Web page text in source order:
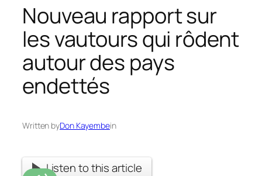
Nouveau rapport sur
les vautours qui rôdent
autour des pays
endettés
Written byDon Kayembein
Listen to this article